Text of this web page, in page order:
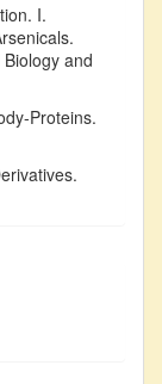
I.
and
Proteins.